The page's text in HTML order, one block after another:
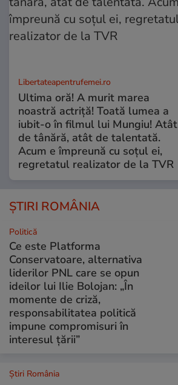
Libertateapentrufemei.ro
Ultima oră! A murit marea
noastră actriță! Toată lumea a
iubit-o în filmul lui Mungiu! Atât
de tânără, atât de talentată.
Acum e împreună cu soțul ei,
regretatul realizator de la TVR
ȘTIRI ROMÂNIA
Politică
Ce este Platforma
Conservatoare, alternativa
liderilor PNL care se opun
ideilor lui Ilie Bolojan: „În
momente de criză,
responsabilitatea politică
impune compromisuri în
interesul țării”
Știri România